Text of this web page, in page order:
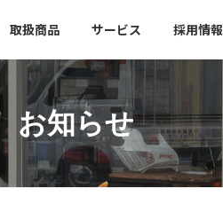
取扱商品 サービス 採用情報
お知らせ